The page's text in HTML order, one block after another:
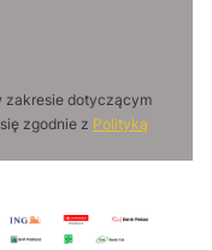
zakresie dotyczącym
zgodnie z Polityką